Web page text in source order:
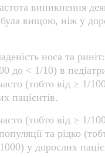
виникнення
була вищою, ніж у
носа та
до < 1/10) в
(тобто від ≥ 1/
пацієнтів.
(тобто від ≥ 1/
та рідко
у дорослих